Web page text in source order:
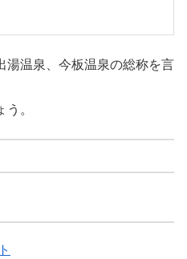
湯温泉、今板温泉の総称を言
。